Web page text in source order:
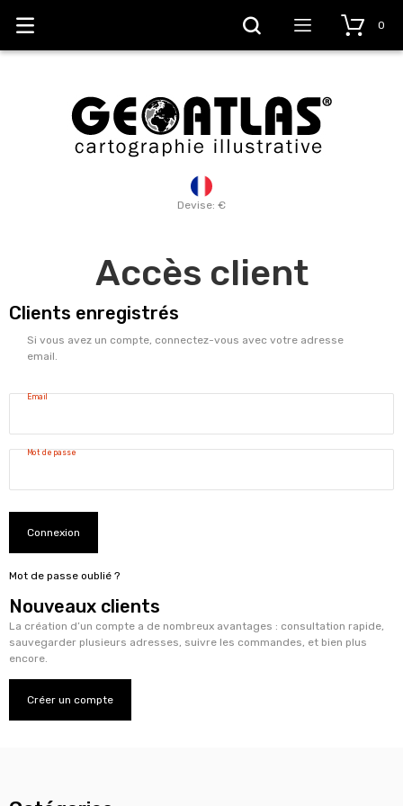
Devise: €
0
Accès client
Clients enregistrés
Si vous avez un compte, connectez-vous avec votre adresse
email.
Email
Mot de passe
Connexion
Mot de passe oublié ?
Nouveaux clients
La création d’un compte a de nombreux avantages : consultation rapide,
sauvegarder plusieurs adresses, suivre les commandes, et bien plus
encore.
Créer un compte